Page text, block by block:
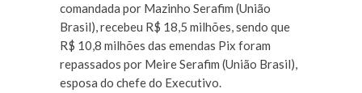
comandada por Mazinho Serafim (União
Brasil), recebeu R$ 18,5 milhões, sendo que
R$ 10,8 milhões das emendas Pix foram
repassados por Meire Serafim (União Brasil),
esposa do chefe do Executivo.